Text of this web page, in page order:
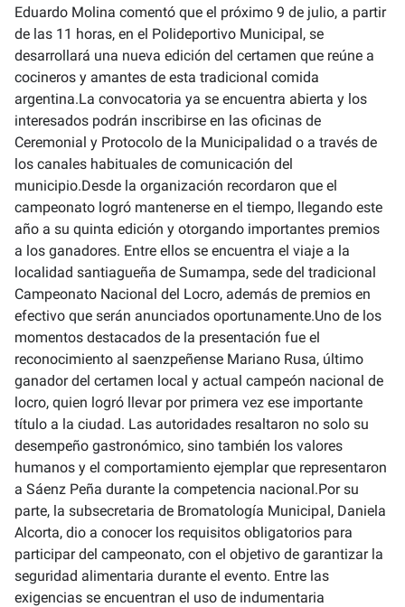
Eduardo Molina comentó que el próximo 9 de julio, a partir
de las 11 horas, en el Polideportivo Municipal, se
desarrollará una nueva edición del certamen que reúne a
cocineros y amantes de esta tradicional comida
argentina.La convocatoria ya se encuentra abierta y los
interesados podrán inscribirse en las oficinas de
Ceremonial y Protocolo de la Municipalidad o a través de
los canales habituales de comunicación del
municipio.Desde la organización recordaron que el
campeonato logró mantenerse en el tiempo, llegando este
año a su quinta edición y otorgando importantes premios
a los ganadores. Entre ellos se encuentra el viaje a la
localidad santiagueña de Sumampa, sede del tradicional
Campeonato Nacional del Locro, además de premios en
efectivo que serán anunciados oportunamente.Uno de los
momentos destacados de la presentación fue el
reconocimiento al saenzpeñense Mariano Rusa, último
ganador del certamen local y actual campeón nacional de
locro, quien logró llevar por primera vez ese importante
título a la ciudad. Las autoridades resaltaron no solo su
desempeño gastronómico, sino también los valores
humanos y el comportamiento ejemplar que representaron
a Sáenz Peña durante la competencia nacional.Por su
parte, la subsecretaria de Bromatología Municipal, Daniela
Alcorta, dio a conocer los requisitos obligatorios para
participar del campeonato, con el objetivo de garantizar la
seguridad alimentaria durante el evento. Entre las
exigencias se encuentran el uso de indumentaria